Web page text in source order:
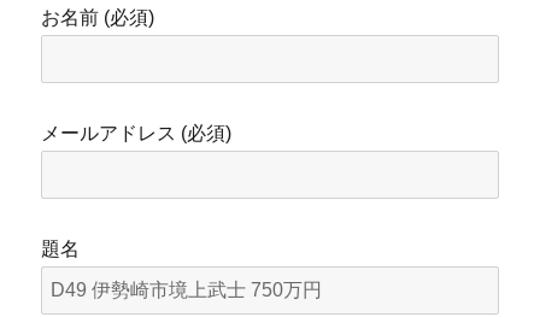
お名前 (必須)
メールアドレス (必須)
題名